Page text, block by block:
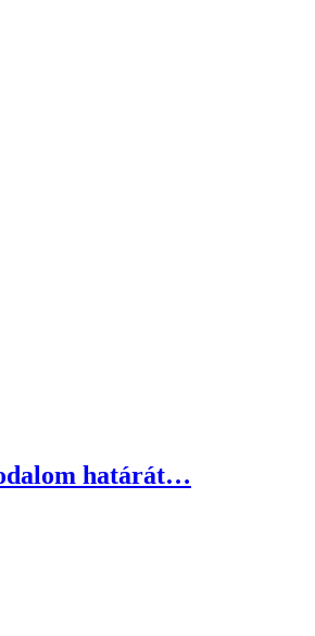
határát…